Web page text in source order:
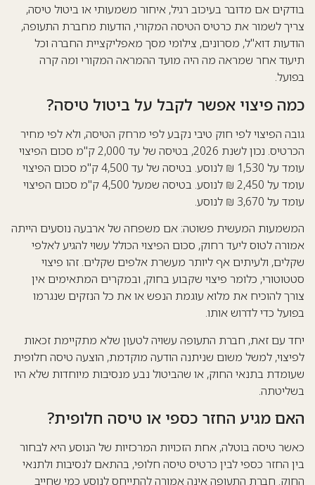
בודקים אם מדובר בעיכוב רגיל, איחור משמעותי או ביטול טיסה,
צריך לשמור את כרטיס הטיסה המקורי, הודעות מחברת התעופה,
הודעות דוא"ל, מסרונים, צילומי מסך מאפליקציית החברה וכל
תיעוד אחר שמראה מה היה מועד ההמראה המקורי ומה קרה
בפועל.
כמה פיצוי אפשר לקבל על ביטול טיסה?
גובה הפיצוי לפי חוק טיבי נקבע לפי מרחק הטיסה, ולא לפי מחיר
הכרטיס. נכון לשנת 2026, בטיסה של עד 2,000 ק"מ סכום הפיצוי
עומד על 1,530 ₪ לנוסע. בטיסה של עד 4,500 ק"מ סכום הפיצוי
עומד על 2,450 ₪ לנוסע. בטיסה שמעל 4,500 ק"מ סכום הפיצוי
עומד על 3,670 ₪ לנוסע.
המשמעות המעשית פשוטה: אם משפחה של ארבעה נוסעים הייתה
אמורה לטוס ליעד רחוק, סכום הפיצוי הכולל עשוי להגיע לאלפי
שקלים, ולעיתים אף ליותר מעשרת אלפים שקלים. זהו פיצוי
סטטוטורי, כלומר פיצוי שקבוע בחוק, ובמקרים המתאימים אין
צורך להוכיח את מלוא עוגמת הנפש או את כל הנזקים שנגרמו
בפועל כדי לדרוש אותו.
יחד עם זאת, חברת התעופה עשויה לטעון שלא מתקיימת זכאות
לפיצוי, למשל משום שניתנה הודעה מוקדמת, הוצעה טיסה חלופית
שעומדת בתנאי החוק, או שהביטול נבע מנסיבות מיוחדות שלא היו
בשליטתה.
האם מגיע החזר כספי או טיסה חלופית?
כאשר טיסה בוטלה, אחת הזכויות המרכזיות של הנוסע היא לבחור
בין החזר כספי לבין כרטיס טיסה חלופי, בהתאם לנסיבות ולתנאי
החוק. חברת התעופה אינה אמורה להתייחס לנוסע כמי שחייב